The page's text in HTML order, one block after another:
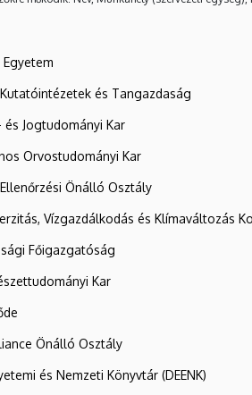
és Tangazdaság
és Jogtudományi Kar
Orvostudományi Kar
Önálló Osztály
Vízgazdálkodás és Klímaváltozás
Főigazgatóság
Kar
Önálló Osztály
és Nemzeti Könyvtár (DEENK)